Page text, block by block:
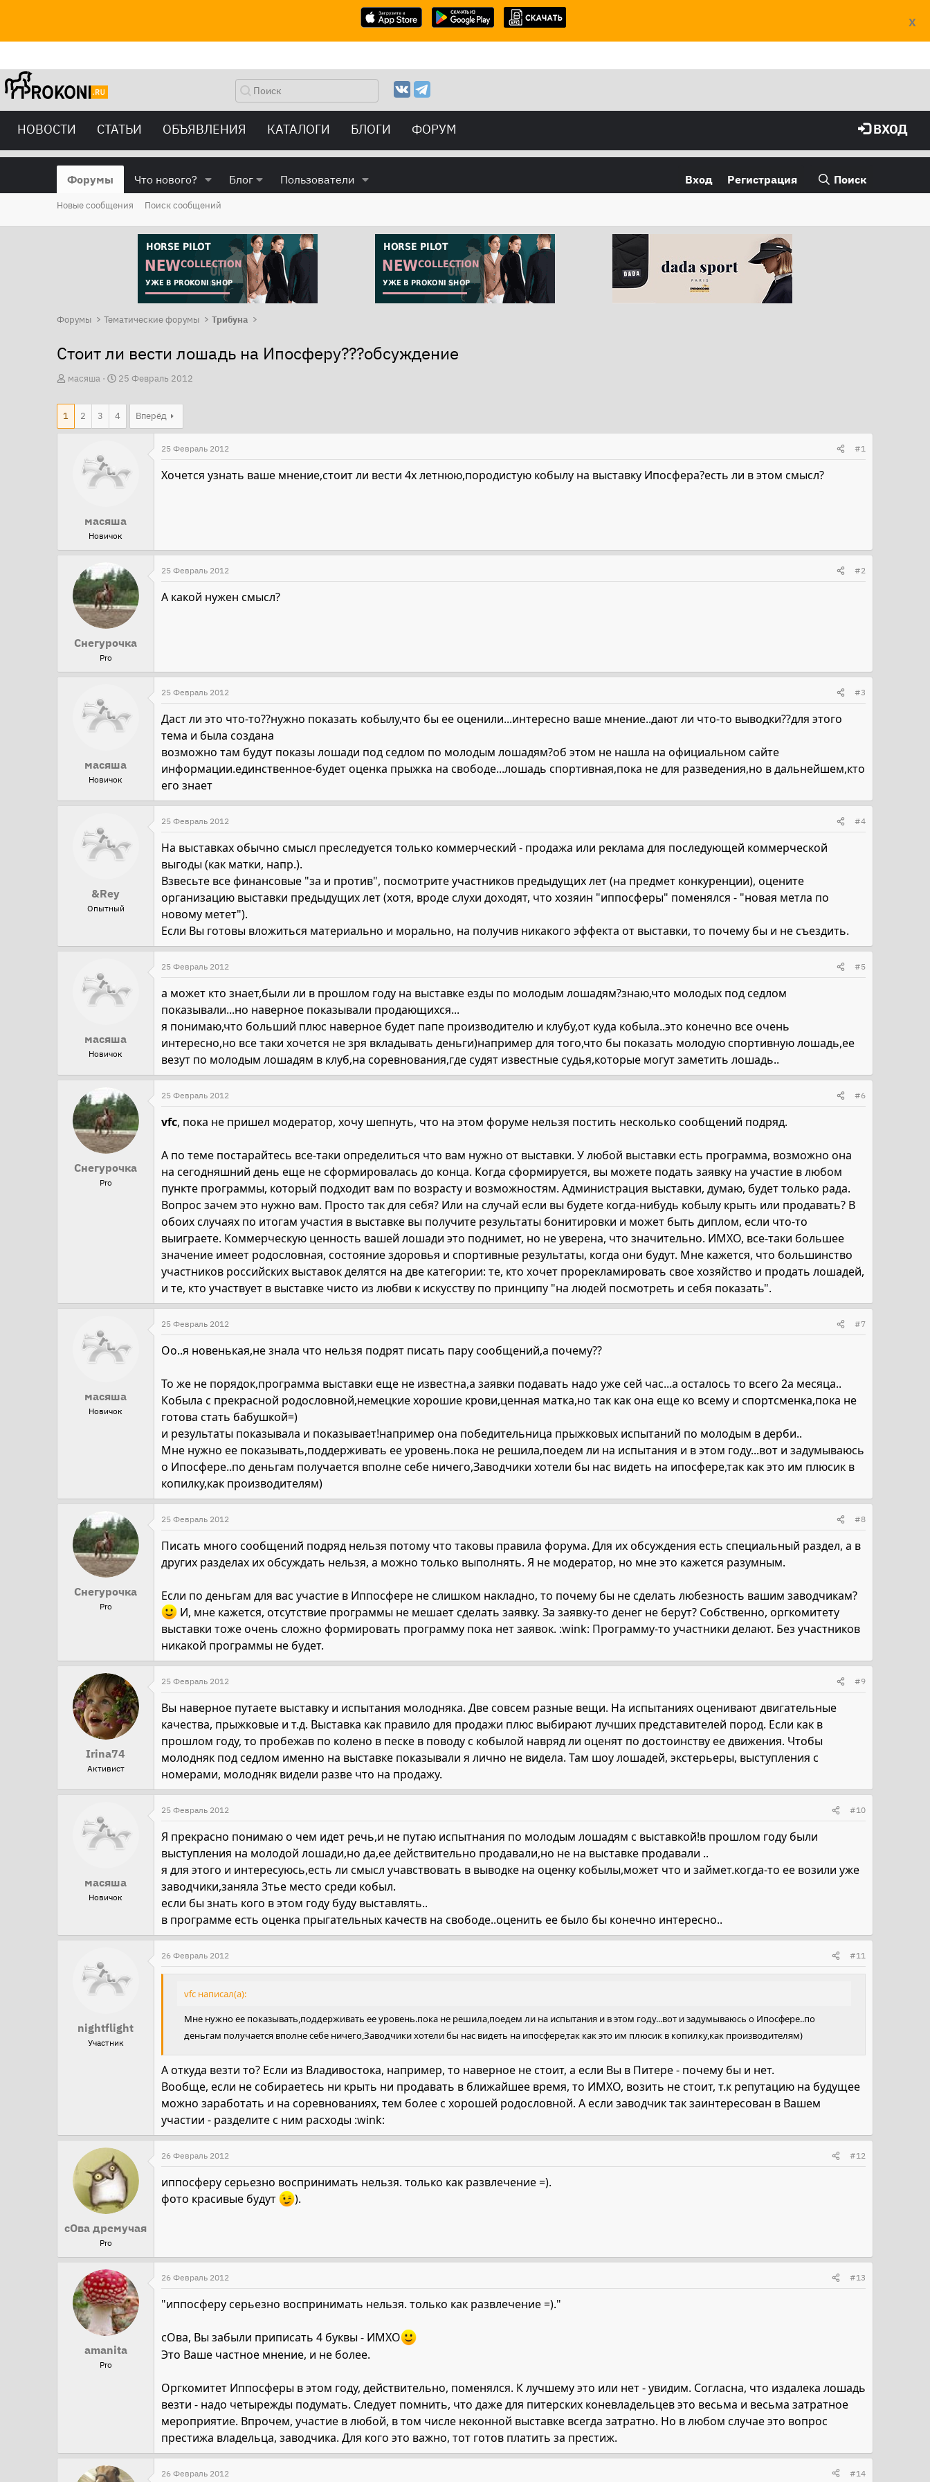
X
НОВОСТИ СТАТЬИ ОБЪЯВЛЕНИЯ КАТАЛОГИ БЛОГИ ФОРУМ ВХОД
Форумы Что нового? Блог Пользователи Вход Регистрация Поиск
Новые сообщения Поиск сообщений
Форумы Тематические форумы Трибуна
Стоит ли вести лошадь на Ипосферу???обсуждение
А
о
масяша
Д
т
а
ч
а
25 Февраль 2012
1 2 3 4 Вперёд
масяша
Новичок
25 Февраль 2012 #1
Хочется узнать ваше мнение,стоит ли вести 4х летнюю,породистую кобылу на выставку Ипосфера?есть ли в этом смысл?
Снегурочка
Pro
25 Февраль 2012 #2
А какой нужен смысл?
масяша
Новичок
25 Февраль 2012 #3
Даст ли это что-то??нужно показать кобылу,что бы ее оценили...интересно ваше мнение..дают ли что-то выводки??для этого
тема и была создана
возможно там будут показы лошади под седлом по молодым лошадям?об этом не нашла на официальном сайте
информации.единственное-будет оценка прыжка на свободе...лошадь спортивная,пока не для разведения,но в дальнейшем,кто
его знает
&Rey
Опытный
25 Февраль 2012 #4
На выставках обычно смысл преследуется только коммерческий - продажа или реклама для последующей коммерческой
выгоды (как матки, напр.).
Взвесьте все финансовые "за и против", посмотрите участников предыдущих лет (на предмет конкуренции), оцените
организацию выставки предыдущих лет (хотя, вроде слухи доходят, что хозяин "иппосферы" поменялся - "новая метла по
новому метет").
Если Вы готовы вложиться материально и морально, на получив никакого эффекта от выставки, то почему бы и не съездить.
масяша
Новичок
25 Февраль 2012 #5
а может кто знает,были ли в прошлом году на выставке езды по молодым лошадям?знаю,что молодых под седлом
показывали...но наверное показывали продающихся...
я понимаю,что больший плюс наверное будет папе производителю и клубу,от куда кобыла..это конечно все очень
интересно,но все таки хочется не зря вкладывать деньги)например для того,что бы показать молодую спортивную лошадь,ее
везут по молодым лошадям в клуб,на соревнования,где судят известные судья,которые могут заметить лошадь..
Снегурочка
Pro
25 Февраль 2012 #6
vfc, пока не пришел модератор, хочу шепнуть, что на этом форуме нельзя постить несколько сообщений подряд.
А по теме постарайтесь все-таки определиться что вам нужно от выставки. У любой выставки есть программа, возможно она
на сегодняшний день еще не сформировалась до конца. Когда сформируется, вы можете подать заявку на участие в любом
пункте программы, который подходит вам по возрасту и возможностям. Администрация выставки, думаю, будет только рада.
Вопрос зачем это нужно вам. Просто так для себя? Или на случай если вы будете когда-нибудь кобылу крыть или продавать? В
обоих случаях по итогам участия в выставке вы получите результаты бонитировки и может быть диплом, если что-то
выиграете. Коммерческую ценность вашей лошади это поднимет, но не уверена, что значительно. ИМХО, все-таки большее
значение имеет родословная, состояние здоровья и спортивные результаты, когда они будут. Мне кажется, что большинство
участников российских выставок делятся на две категории: те, кто хочет прорекламировать свое хозяйство и продать лошадей,
и те, кто участвует в выставке чисто из любви к искусству по принципу "на людей посмотреть и себя показать".
масяша
Новичок
25 Февраль 2012 #7
Оо..я новенькая,не знала что нельзя подрят писать пару сообщений,а почему??
То же не порядок,программа выставки еще не известна,а заявки подавать надо уже сей час...а осталось то всего 2а месяца..
Кобыла с прекрасной родословной,немецкие хорошие крови,ценная матка,но так как она еще ко всему и спортсменка,пока не
готова стать бабушкой=)
и результаты показывала и показывает!например она победительница прыжковых испытаний по молодым в дерби..
Мне нужно ее показывать,поддерживать ее уровень.пока не решила,поедем ли на испытания и в этом году...вот и задумываюсь
о Ипосфере..по деньгам получается вполне себе ничего,Заводчики хотели бы нас видеть на ипосфере,так как это им плюсик в
копилку,как производителям)
Снегурочка
Pro
25 Февраль 2012 #8
Писать много сообщений подряд нельзя потому что таковы правила форума. Для их обсуждения есть специальный раздел, а в
других разделах их обсуждать нельзя, а можно только выполнять. Я не модератор, но мне это кажется разумным.
Если по деньгам для вас участие в Иппосфере не слишком накладно, то почему бы не сделать любезность вашим заводчикам?
И, мне кажется, отсутствие программы не мешает сделать заявку. За заявку-то денег не берут? Собственно, оргкомитету
выставки тоже очень сложно формировать программу пока нет заявок. :wink: Программу-то участники делают. Без участников
никакой программы не будет.
Irina74
Активист
25 Февраль 2012 #9
Вы наверное путаете выставку и испытания молодняка. Две совсем разные вещи. На испытаниях оценивают двигательные
качества, прыжковые и т.д. Выставка как правило для продажи плюс выбирают лучших представителей пород. Если как в
прошлом году, то пробежав по колено в песке в поводу с кобылой навряд ли оценят по достоинству ее движения. Чтобы
молодняк под седлом именно на выставке показывали я лично не видела. Там шоу лошадей, экстерьеры, выступления с
номерами, молодняк видели разве что на продажу.
масяша
Новичок
25 Февраль 2012 #10
Я прекрасно понимаю о чем идет речь,и не путаю испытнания по молодым лошадям с выставкой!в прошлом году были
выступления на молодой лошади,но да,ее действительно продавали,но не на выставке продавали ..
я для этого и интересуюсь,есть ли смысл учавствовать в выводке на оценку кобылы,может что и займет.когда-то ее возили уже
заводчики,заняла 3тье место среди кобыл.
если бы знать кого в этом году буду выставлять..
в программе есть оценка прыгательных качеств на свободе..оценить ее было бы конечно интересно..
nightflight
Участник
26 Февраль 2012 #11
vfc написал(а):
Мне нужно ее показывать,поддерживать ее уровень.пока не решила,поедем ли на испытания и в этом году...вот и задумываюсь о Ипосфере..по
деньгам получается вполне себе ничего,Заводчики хотели бы нас видеть на ипосфере,так как это им плюсик в копилку,как производителям)
А откуда везти то? Если из Владивостока, например, то наверное не стоит, а если Вы в Питере - почему бы и нет.
Вообще, если не собираетесь ни крыть ни продавать в ближайшее время, то ИМХО, возить не стоит, т.к репутацию на будущее
можно заработать и на соревнованиях, тем более с хорошей родословной. А если заводчик так заинтересован в Вашем
участии - разделите с ним расходы :wink:
сОва дремучая
Pro
26 Февраль 2012 #12
иппосферу серьезно воспринимать нельзя. только как развлечение =).
фото красивые будут
).
amanita
Pro
26 Февраль 2012 #13
"иппосферу серьезно воспринимать нельзя. только как развлечение =)."
сОва, Вы забыли приписать 4 буквы - ИМХО
Это Ваше частное мнение, и не более.
Оргкомитет Иппосферы в этом году, действительно, поменялся. К лучшему это или нет - увидим. Согласна, что издалека лошадь
везти - надо четырежды подумать. Следует помнить, что даже для питерских коневладельцев это весьма и весьма затратное
мероприятие. Впрочем, участие в любой, в том числе неконной выставке всегда затратно. Но в любом случае это вопрос
престижа владельца, заводчика. Для кого это важно, тот готов платить за престиж.
26 Февраль 2012 #14